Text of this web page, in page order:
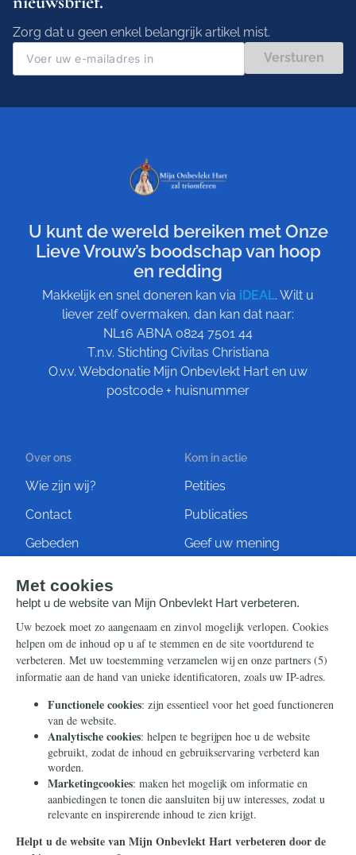
Zorg dat u geen enkel belangrijk artikel mist.
Versturen
U kunt de wereld bereiken met Onze
Lieve Vrouw’s boodschap van hoop
en redding
Makkelijk en snel doneren kan via iDEAL. Wilt u
liever zelf overmaken, dan kan dat naar:
NL16 ABNA 0824 7501 44
T.n.v. Stichting Civitas Christiana
O.v.v. Webdonatie Mijn Onbevlekt Hart en uw
postcode + huisnummer
Over ons
Wie zijn wij?
Contact
Gebeden
Kom in actie
Petities
Publicaties
Geef uw mening
Steun ons
Nieuwsbrief
Eenmalig
Maandelijks
Periodiek
Nalaten
Zelf overschrijven
Info
Contact
Ontvang onze Telegram-
berichten